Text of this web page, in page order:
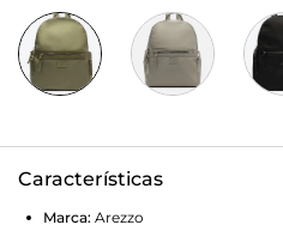
Características
Marca: Arezzo